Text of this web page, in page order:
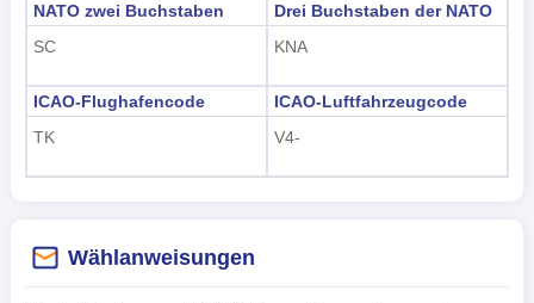
NATO zwei Buchstaben
SC
Drei Buchstaben der NATO
KNA
ICAO-Flughafencode
TK
ICAO-Luftfahrzeugcode
V4-
Wählanweisungen